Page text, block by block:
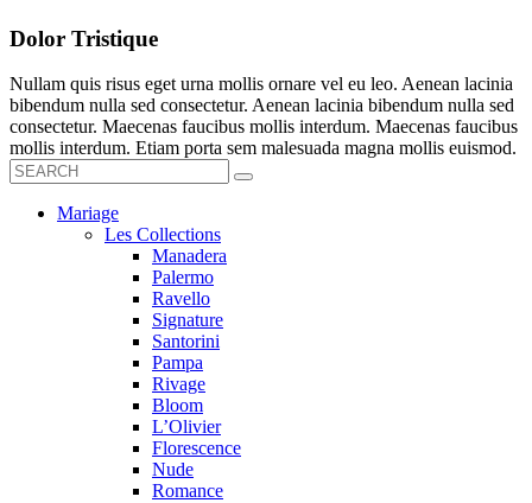
Dolor Tristique
Nullam quis risus eget urna mollis ornare vel eu leo. Aenean lacinia
bibendum nulla sed consectetur. Aenean lacinia bibendum nulla sed
consectetur. Maecenas faucibus mollis interdum. Maecenas faucibus
mollis interdum. Etiam porta sem malesuada magna mollis euismod.
Mariage
Les Collections
Manadera
Palermo
Ravello
Signature
Santorini
Pampa
Rivage
Bloom
L’Olivier
Florescence
Nude
Romance